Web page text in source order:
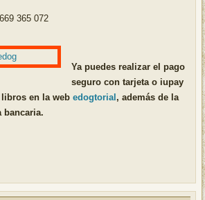
365 072
Ya puedes realizar el pago
seguro con tarjeta o iupay
en la web edogtorial, además de la
bancaria.